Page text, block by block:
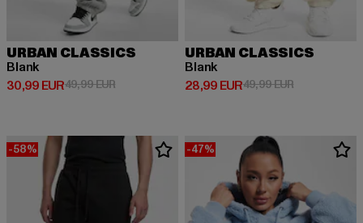
URBAN CLASSICS
Blank
30,99 EUR
Prix courant: 30,99 EUR
49,99 EURPrix en promotion: 49,99 EUR
URBAN CLASSICS
Blank
28,99 EUR
Prix courant: 28,99 EUR
49,99 EURPrix en
-58% -47%